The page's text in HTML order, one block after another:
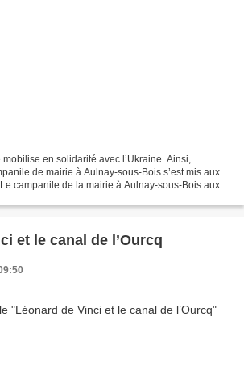
en solidarité avec l’Ukraine. Ainsi,
de mairie à Aulnay-sous-Bois s’est mis aux
campanile de la mairie à Aulnay-sous-Bois aux
et le canal de l’Ourcq